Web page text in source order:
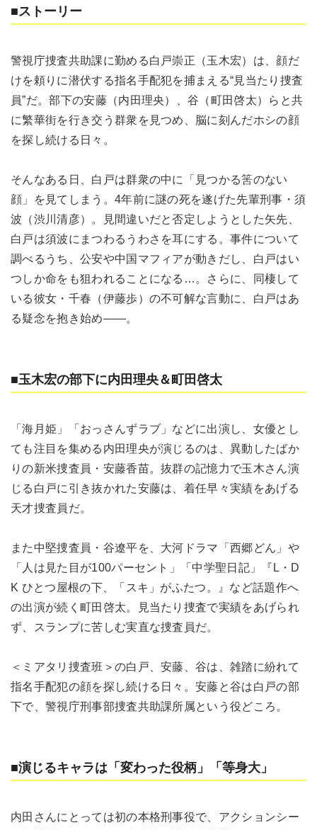
■ストーリー
警視庁捜査共助課に勤める白戸崇正（玉木宏）は、顔だ
けを頼りに潜伏する指名手配犯を捕まえる“見当たり捜査
員”だ。部下の安藤（内田理央）、谷（町田啓太）らと共
に繁華街を行き交う群衆を見つめ、脳に刻んだホシの顔
を探し続ける日々。
そんなある日、白戸は群衆の中に「見つかる筈のない
顔」を見てしまう。4年前に謎の死を遂げた先輩刑事・須
波（渋川清彦）。見間違いだと否定しようとした矢先、
白戸は須波にまつわるうわさを耳にする。事件について
調べるうち、公安や中国マフィアが動きだし、白戸はい
つしか命をも狙われることになる…。さらに、同棲して
いる彼女・千春（伊藤歩）の不可解な言動に、白戸はあ
る疑念を抱き始め――。
■玉木宏の部下に内田理央＆町田啓太
「海月姫」「おっさんずラブ」などに出演し、女優とし
ても注目を集める内田理央が演じるのは、異動したばか
りの新米捜査員・安藤香苗。抜群の記憶力で玉木さん演
じる白戸に引き抜かれた安藤は、着任早々実績をあげる
天才捜査員だ。
また中堅捜査員・谷遼平を、大河ドラマ「西郷どん」や
「人は見た目が100パーセント」「中学聖日記」『L・D
K ひとつ屋根の下、「スキ」がふたつ。』など話題作へ
の出演が続く町田啓太。見当たり捜査で実績をあげられ
ず、スランプに苦しむ実直な捜査員だ。
＜ミアタリ捜査班＞の白戸、安藤、谷は、雑踏に紛れて
指名手配犯の顔を探し続ける日々。安藤と谷は白戸の部
下で、警視庁刑事部捜査共助課所属という役どころ。
■演じるキャラは「変わった役柄」「等身大」
内田さんにとっては初の本格刑事役で、アクションシー